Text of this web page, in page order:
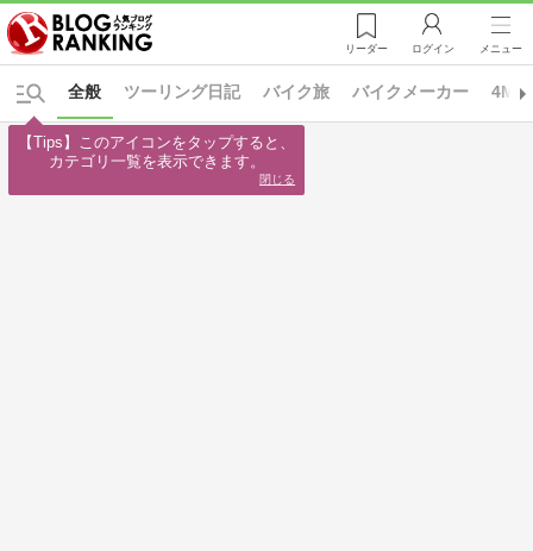
リーダー ログイン メニュー
ツーリング日記 バイク旅 バイクメーカー
全般
【Tips】このアイコンをタップすると、
カテゴリ一覧を表示できます。
閉じる